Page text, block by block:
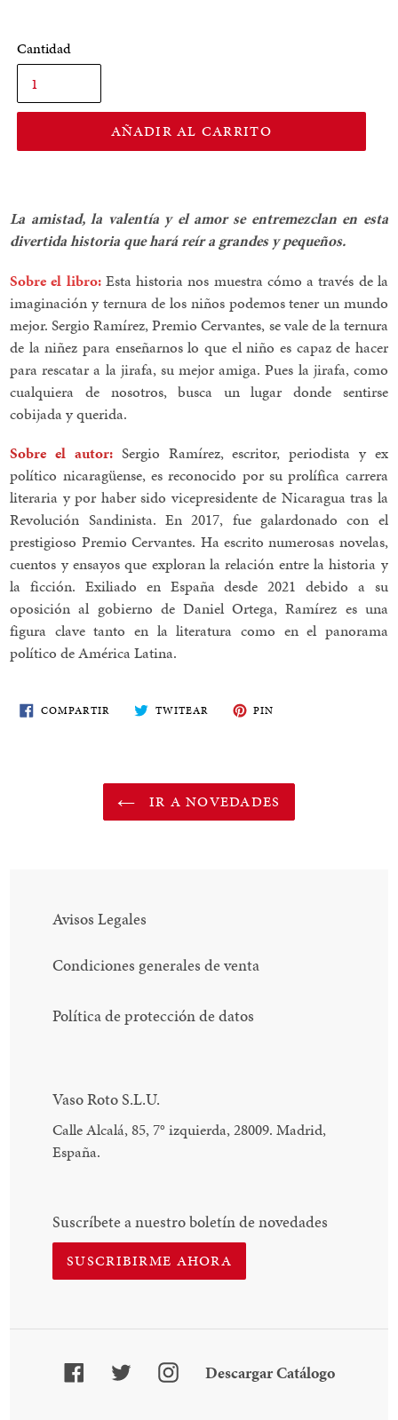
Cantidad
AÑADIR AL CARRITO
La amistad, la valentía y el amor se entremezclan en esta
divertida historia que hará reír a grandes y pequeños.
Sobre el libro: Esta historia nos muestra cómo a través de la
imaginación y ternura de los niños podemos tener un mundo
mejor. Sergio Ramírez, Premio Cervantes, se vale de la ternura
de la niñez para enseñarnos lo que el niño es capaz de hacer
para rescatar a la jirafa, su mejor amiga. Pues la jirafa, como
cualquiera de nosotros, busca un lugar donde sentirse
cobijada y querida.
Sobre el autor: Sergio Ramírez, escritor, periodista y ex
político nicaragüense, es reconocido por su prolífica carrera
literaria y por haber sido vicepresidente de Nicaragua tras la
Revolución Sandinista. En 2017, fue galardonado con el
prestigioso Premio Cervantes. Ha escrito numerosas novelas,
cuentos y ensayos que exploran la relación entre la historia y
la ficción. Exiliado en España desde 2021 debido a su
oposición al gobierno de Daniel Ortega, Ramírez es una
figura clave tanto en la literatura como en el panorama
político de América Latina.
COMPARTIR COMPARTE
EN
TWITEAR TWITEA
EN
PIN
IR A NOVEDADES
Avisos Legales
Condiciones generales de venta
Política de protección de datos
Vaso Roto S.L.U.
Calle Alcalá, 85, 7° izquierda, 28009. Madrid,
España.
Suscríbete a nuestro boletín de novedades
SUSCRIBIRME AHORA
FacebookTwitterInstagram
Descargar Catálogo